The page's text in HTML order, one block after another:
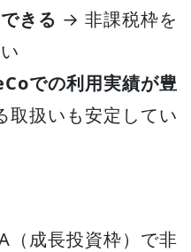
きる → 非課税枠を
での利用実績が豊
扱いも安定してい
（成長投資枠）で非